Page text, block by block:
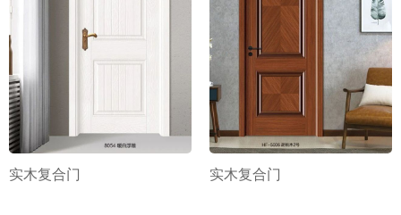
实木复合门 实木复合门